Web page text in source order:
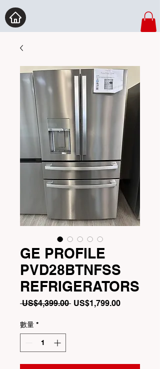
GE PROFILE
PVD28BTNFSS
REFRIGERATORS
US$4,399.00 一US$1,799.00促
數量 *